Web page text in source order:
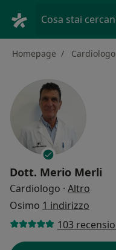
Cosa stai
Homepage Cardiologo
Dott. Merio Merli
Cardiologo · Altro
Osimo 1 indirizzo
103